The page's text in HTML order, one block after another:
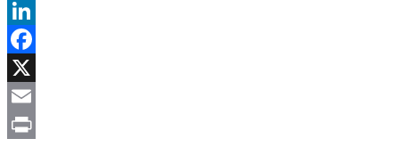
Share
LinkedIn
Facebook
X
Email